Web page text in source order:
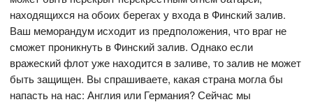
находящихся на обоих берегах у входа в Финский залив.
Ваш меморандум исходит из предположения, что враг не
сможет проникнуть в Финский залив. Однако если
вражеский флот уже находится в заливе, то залив не может
быть защищен. Вы спрашиваете, какая страна могла бы
напасть на нас: Англия или Германия? Сейчас мы